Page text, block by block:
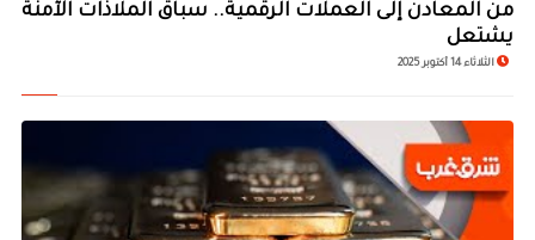
من المعادن إلى العملات الرقمية.. سباق الملاذات الآمنة
يشتعل
الثلاثاء 14 أكتوبر 2025